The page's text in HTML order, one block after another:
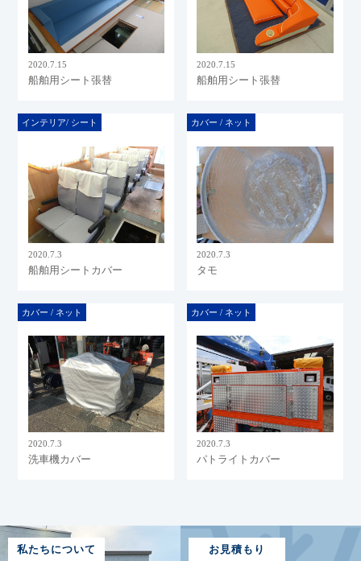
2020.7.15
船舶用シート張替
2020.7.15
船舶用シート張替
インテリア/ シート
2020.7.3
船舶用シートカバー
カバー / ネット
2020.7.3
タモ
カバー / ネット
2020.7.3
洗車機カバー
カバー / ネット
2020.7.3
パトライトカバー
私たちについて お見積もり